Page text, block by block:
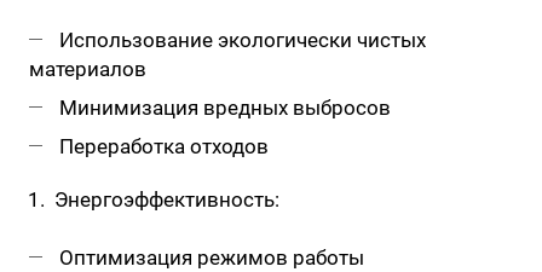
Использование экологически чистых
материалов
Минимизация вредных выбросов
Переработка отходов
Энергоэффективность:
Оптимизация режимов работы